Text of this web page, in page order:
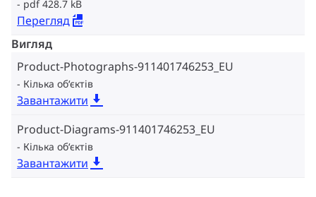
pdf 428.7 kB
Перегляд
Вигляд
Product-Photographs-911401746253_EU
Кілька об‘єктів
Завантажити
Product-Diagrams-911401746253_EU
Кілька об‘єктів
Завантажити